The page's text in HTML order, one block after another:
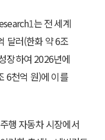
1는 전 세계
달러(한화 약 6조
장하여 2026년에
6천억 원)에 이를
행 자동차 시장에서